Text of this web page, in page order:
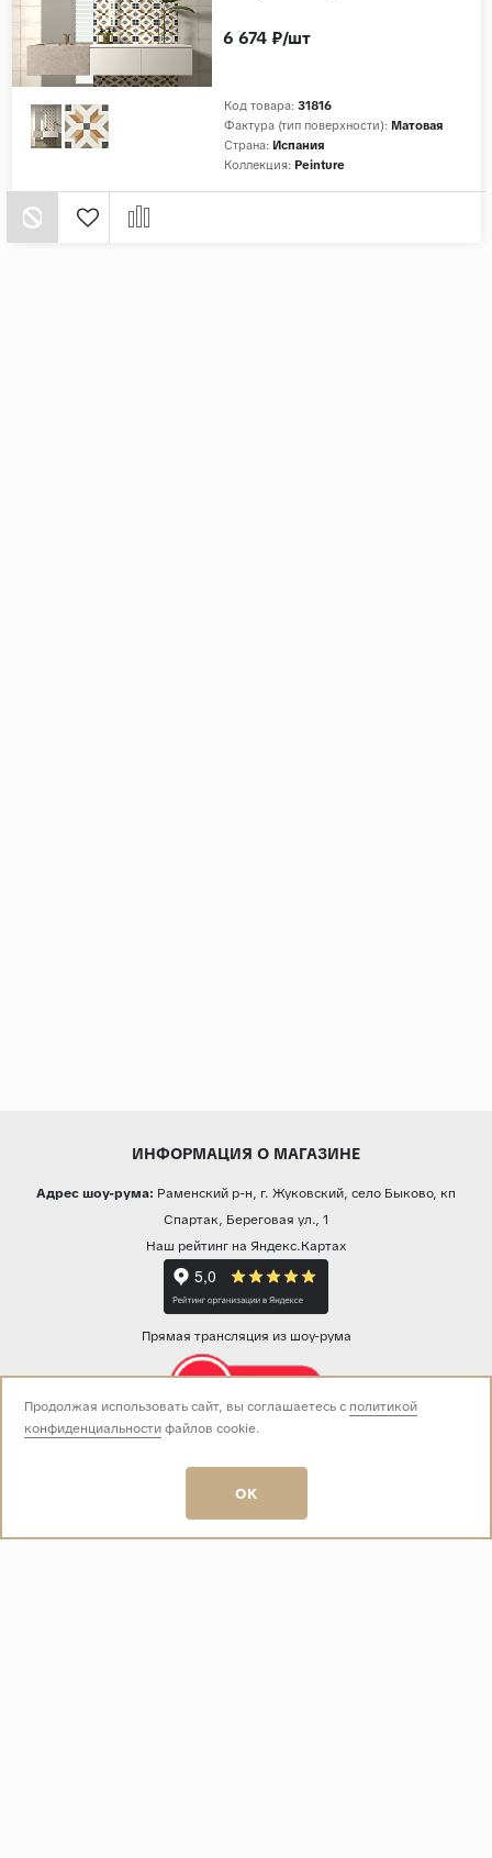
Код товара: 31816
Фактура (тип поверхности): Матовая
Страна: Испания
Коллекция: Peinture
6 674 ₽/шт
ИНФОРМАЦИЯ О МАГАЗИНЕ
Адрес шоу-рума: Раменский р-н, г. Жуковский, село Быково, кп
Спартак, Береговая ул., 1
Наш рейтинг на Яндекс.Картах
Прямая трансляция из шоу-рума
Звоните нам:
пн-вс 10:00 - 19:00
E-mail:
info@baza-plitki.ru
Продолжая использовать сайт, вы соглашаетесь с политикой
конфиденциальностифайлов cookie.
OK